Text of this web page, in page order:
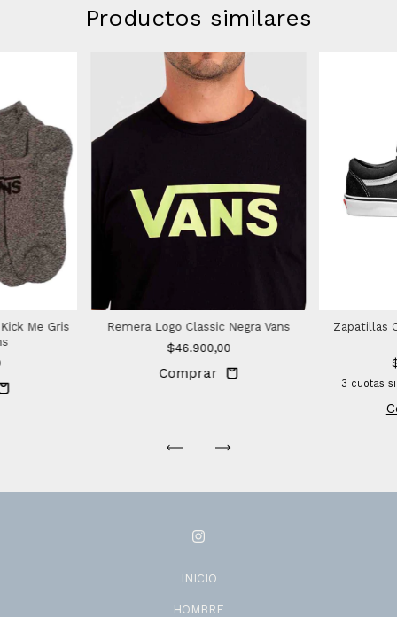
Productos similares
Me Gris
Remera Logo Classic Negra Vans
$46.900,00
Comprar
Zapatillas
3 cuotas
INICIO
HOMBRE